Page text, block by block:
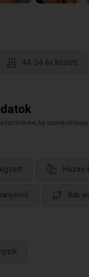
44-54 év között
ha szeretnél
Házas-
Bak